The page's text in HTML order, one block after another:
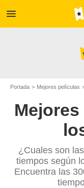
menu
Portada Mejores películas
¿Cuales son
tiempos según
Encuentra las